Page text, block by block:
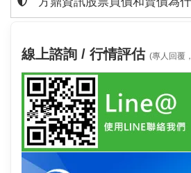
線上諮詢 / 行情評估 (專人回覆